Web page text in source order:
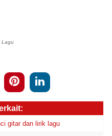
Lagu
gitar dan lirik lagu